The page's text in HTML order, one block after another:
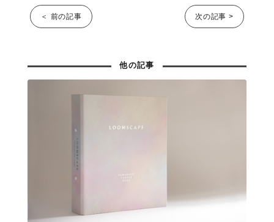
＜ 前の記事 次の記事 >
他の記事